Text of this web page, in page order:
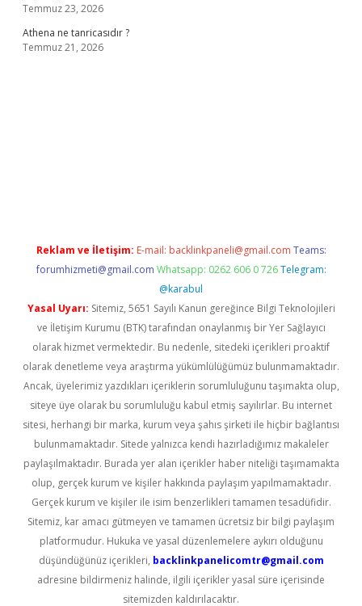
Temmuz 23, 2026
Athena ne tanricasıdır ?
Temmuz 21, 2026
Reklam ve İletişim: E-mail: backlinkpaneli@gmail.com Teams:
forumhizmeti@gmail.com Whatsapp: 0262 606 0 726 Telegram:
@karabul
Yasal Uyarı: Sitemiz, 5651 Sayılı Kanun gereğince Bilgi Teknolojileri
ve İletişim Kurumu (BTK) tarafından onaylanmış bir Yer Sağlayıcı
olarak hizmet vermektedir. Bu nedenle, sitedeki içerikleri proaktif
olarak denetleme veya araştırma yükümlülüğümüz bulunmamaktadır.
Ancak, üyelerimiz yazdıkları içeriklerin sorumluluğunu taşımakta olup,
siteye üye olarak bu sorumluluğu kabul etmiş sayılırlar. Bu internet
sitesi, herhangi bir marka, kurum veya şahıs şirketi ile hiçbir bağlantısı
bulunmamaktadır. Sitede yalnızca kendi hazırladığımız makaleler
paylaşılmaktadır. Burada yer alan içerikler haber niteliği taşımamakta
olup, gerçek kurum ve kişiler hakkında paylaşım yapılmamaktadır.
Gerçek kurum ve kişiler ile isim benzerlikleri tamamen tesadüfidir.
Sitemiz, kar amacı gütmeyen ve tamamen ücretsiz bir bilgi paylaşım
platformudur. Hukuka ve yasal düzenlemelere aykırı olduğunu
düşündüğünüz içerikleri, backlinkpanelicomtr@gmail.com
adresine bildirmeniz halinde, ilgili içerikler yasal süre içerisinde
sitemizden kaldırılacaktır.